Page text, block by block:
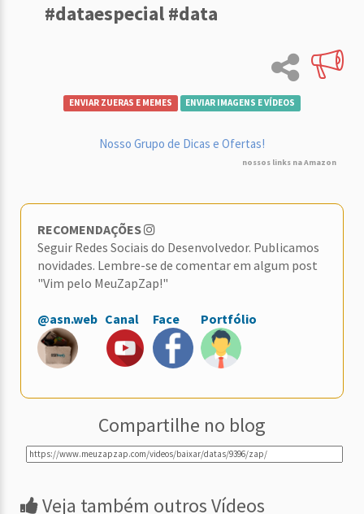
#dataespecial #data
ENVIAR ZUERAS E MEMES ENVIAR IMAGENS E VÍDEOS
Nosso Grupo de Dicas e Ofertas!
nossos links na Amazon
RECOMENDAÇÕES
Seguir Redes Sociais do Desenvolvedor. Publicamos
novidades. Lembre-se de comentar em algum post
"Vim pelo MeuZapZap!"
@asn.web Canal Face Portfólio
Compartilhe no blog
Veja também outros Vídeos